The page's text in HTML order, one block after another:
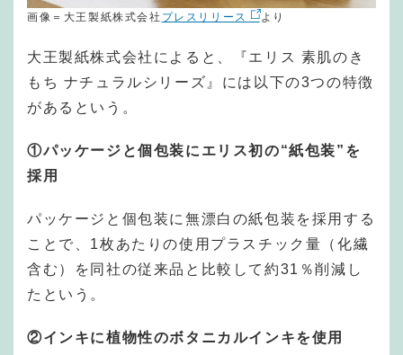
画像＝大王製紙株式会社 プレスリリース より
大王製紙株式会社によると、『エリス 素肌のき
もち ナチュラルシリーズ』には以下の3つの特徴
があるという。
①パッケージと個包装にエリス初の“紙包装”を
採用
パッケージと個包装に無漂白の紙包装を採用する
ことで、1枚あたりの使用プラスチック量（化繊
含む）を同社の従来品と比較して約31％削減し
たという。
②インキに植物性のボタニカルインキを使用